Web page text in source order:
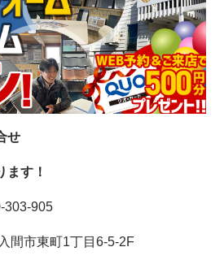
せ
ます！
303-905
間市東町1丁目6-5-2F